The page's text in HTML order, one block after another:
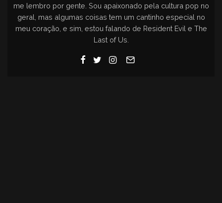
me lembro por gente. Sou apaixonado pela cultura pop no
geral, mas algumas coisas tem um cantinho especial no
meu coração, e sim, estou falando de Resident Evil e The
Last of Us.